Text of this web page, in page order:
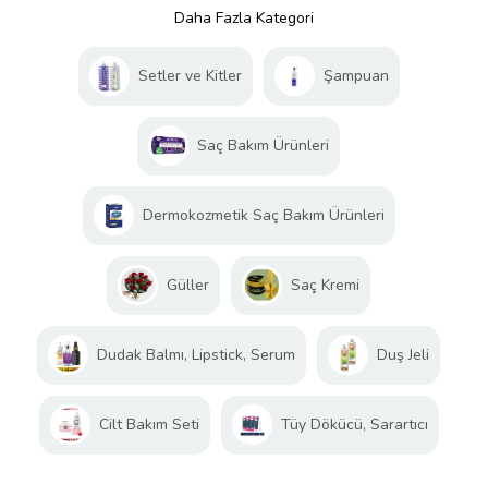
Daha Fazla Kategori
Setler ve Kitler Şampuan
Saç Bakım Ürünleri
Dermokozmetik Saç Bakım Ürünleri
Güller Saç Kremi
Dudak Balmı, Lipstick, Serum Duş Jeli
Cilt Bakım Seti Tüy Dökücü, Sarartıcı